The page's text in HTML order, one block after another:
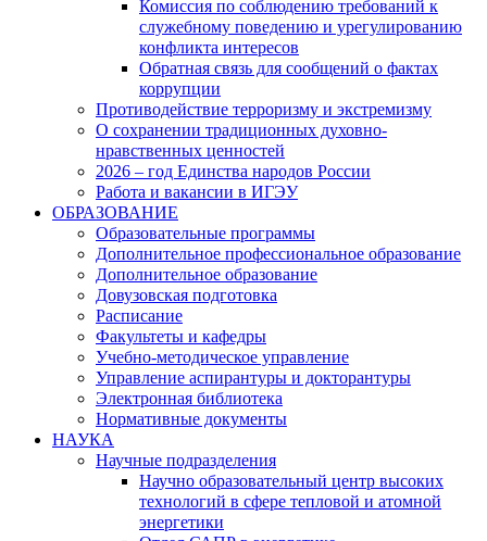
Комиссия по соблюдению требований к
служебному поведению и урегулированию
конфликта интересов
Обратная связь для сообщений о фактах
коррупции
Противодействие терроризму и экстремизму
О сохранении традиционных духовно-
нравственных ценностей
2026 – год Единства народов России
Работа и вакансии в ИГЭУ
ОБРАЗОВАНИЕ
Образовательные программы
Дополнительное профессиональное образование
Дополнительное образование
Довузовская подготовка
Расписание
Факультеты и кафедры
Учебно-методическое управление
Управление аспирантуры и докторантуры
Электронная библиотека
Нормативные документы
НАУКА
Научные подразделения
Научно образовательный центр высоких
технологий в сфере тепловой и атомной
энергетики